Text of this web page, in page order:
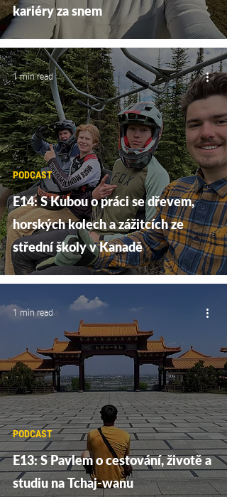
kariéry za snem
E14: S Kubou o práci se dřevem,
horských kolech a zážitcích ze
střední školy v Kanadě
PODCAST
1 min read
E13: S Pavlem o cestování, životě a
studiu na Tchaj-wanu
PODCAST
1 min read